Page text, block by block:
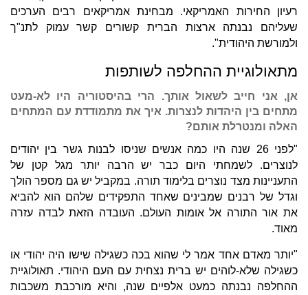
רעיון החירות האמריקאי. מבחינת אמריקאים רבים הערכים
שעליהם נבנתה ארצות הברית קשורים קשר עמוק לתנ"ך
ולמורשת היהודית".
מתאולוגיית ההחלפה לשותפות
אן, אני חייב לשאול אותך. הרי בהיסטוריה היו לא-מעט
מתחים בין היהדות לנצרות. איך את מתמודדת עם המתחים
האלה ומנטרלת אותם?
"לפני 26 שנה היו כמה אנשים שניסו לבנות גשר בין יהודים
לנוצרים. לשמחתי היום כבר יש הרבה יותר מגל קטן של
התעניינות מצד נוצרים בלימוד תורה. במקביל יש גם מספר הולך
וגדל של רבנים שמבינים שאחד התפקידים שלהם הוא להביא
את אור התורה אל אומות העולם. העובדה הזאת לבדה עזרה
מאוד.
"יותר מאדם אחד אמר לי שהוא בכה כשגילה שישו היה יהודי או
כשגילה שלא-לוהים יש ברית נצחית עם העם היהודי. תאולוגיית
ההחלפה נבנתה כמעט אלפיים שנה, והיא מורכבת משכבות